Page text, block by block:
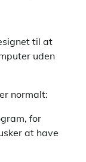
til at
uden
normalt:
for
at have